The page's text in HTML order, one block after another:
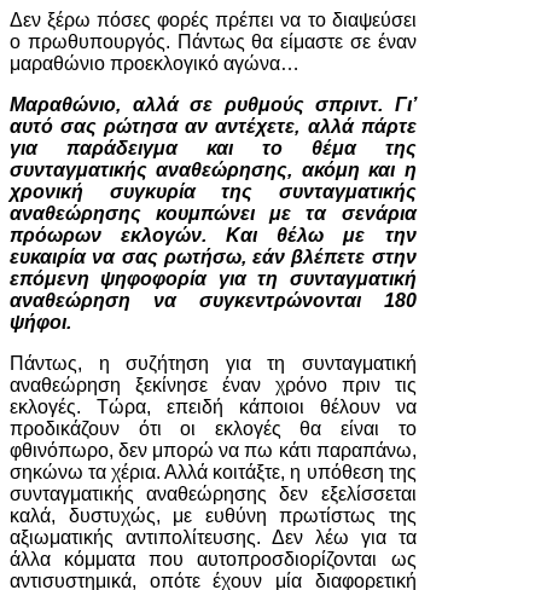
Δεν ξέρω πόσες φορές πρέπει να το διαψεύσει
ο πρωθυπουργός. Πάντως θα είμαστε σε έναν
μαραθώνιο προεκλογικό αγώνα…
Μαραθώνιο, αλλά σε ρυθμούς σπριντ. Γι’
αυτό σας ρώτησα αν αντέχετε, αλλά πάρτε
για παράδειγμα και το θέμα της
συνταγματικής αναθεώρησης, ακόμη και η
χρονική συγκυρία της συνταγματικής
αναθεώρησης κουμπώνει με τα σενάρια
πρόωρων εκλογών. Και θέλω με την
ευκαιρία να σας ρωτήσω, εάν βλέπετε στην
επόμενη ψηφοφορία για τη συνταγματική
αναθεώρηση να συγκεντρώνονται 180
ψήφοι.
Πάντως, η συζήτηση για τη συνταγματική
αναθεώρηση ξεκίνησε έναν χρόνο πριν τις
εκλογές. Τώρα, επειδή κάποιοι θέλουν να
προδικάζουν ότι οι εκλογές θα είναι το
φθινόπωρο, δεν μπορώ να πω κάτι παραπάνω,
σηκώνω τα χέρια. Αλλά κοιτάξτε, η υπόθεση της
συνταγματικής αναθεώρησης δεν εξελίσσεται
καλά, δυστυχώς, με ευθύνη πρωτίστως της
αξιωματικής αντιπολίτευσης. Δεν λέω για τα
άλλα κόμματα που αυτοπροσδιορίζονται ως
αντισυστημικά, οπότε έχουν μία διαφορετική